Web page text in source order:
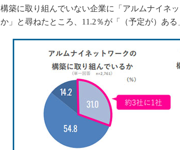
構築に取り組んでいない企業に「アルムナイネ
か」と尋ねたところ、11.2％が「（予定が）ある